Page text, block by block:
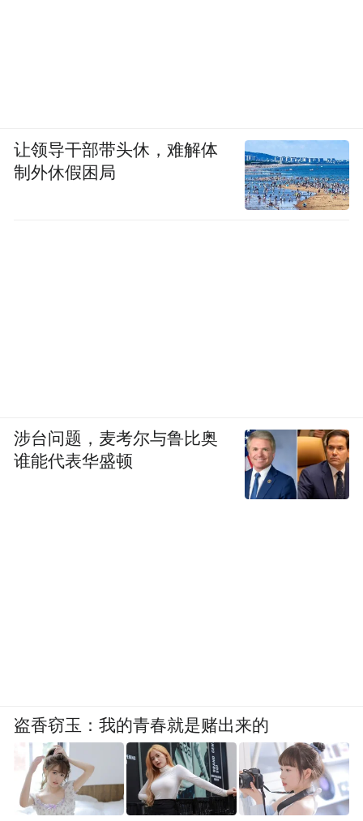
让领导干部带头休，难解体
制外休假困局
涉台问题，麦考尔与鲁比奥
谁能代表华盛顿
盗香窃玉：我的青春就是赌出来的